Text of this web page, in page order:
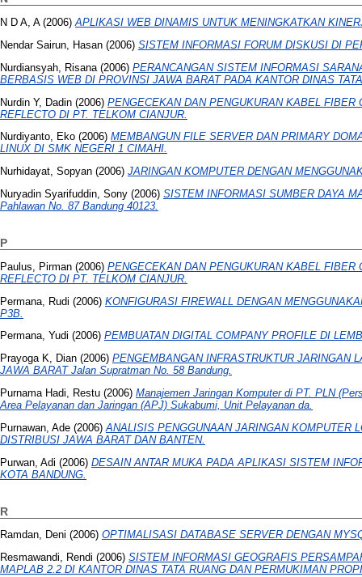
N D A, A(2006)APLIKASI WEB DINAMIS UNTUK MENINGKATKAN
Nendar Sairun, Hasan (2006) SISTEM INFORMASI FORUM DISKUSI DI
Nurdiansyah, Risana (2006) PERANCANGAN SISTEM INFORMASI
BERBASIS WEB DI PROVINSI JAWA BARAT PADA KANTOR DINAS
Nurdin Y, Dadin (2006) PENGECEKAN DAN PENGUKURAN KABEL
REFLECTO DI PT. TELKOM CIANJUR.
Nurdiyanto, Eko (2006) MEMBANGUN FILE SERVER DAN PRIMARY
LINUX DI SMK NEGERI 1 CIMAHI.
Nurhidayat, Sopyan (2006) JARINGAN KOMPUTER DENGAN
Nuryadin Syarifuddin, Sony (2006) SISTEM INFORMASI SUMBER DAYA
Pahlawan No. 87 Bandung 40123.
P
Paulus, Pirman (2006) PENGECEKAN DAN PENGUKURAN KABEL
REFLECTO DI PT. TELKOM CIANJUR.
Permana, Rudi (2006) KONFIGURASI FIREWALL DENGAN
P3B.
Permana, Yudi (2006) PEMBUATAN DIGITAL COMPANY PROFILE DI
Prayoga K, Dian (2006) PENGEMBANGAN INFRASTRUKTUR JARINGAN
JAWA BARAT Jalan Supratman No. 58 Bandung.
Purnama Hadi, Restu (2006) Manajemen Jaringan Komputer di PT. PLN
Area Pelayanan dan Jaringan (APJ) Sukabumi, Unit Pelayanan da.
Purnawan, Ade (2006) ANALISIS PENGGUNAAN JARINGAN KOMPUTER
DISTRIBUSI JAWA BARAT DAN BANTEN.
Purwan, Adi (2006) DESAIN ANTAR MUKA PADA APLIKASI SISTEM
KOTA BANDUNG.
R
Ramdan, Deni (2006) OPTIMALISASI DATABASE SERVER DENGAN
Resmawandi, Rendi (2006) SISTEM INFORMASI GEOGRAFIS
MAPLAB 2.2 DI KANTOR DINAS TATA RUANG DAN PERMUKIMAN